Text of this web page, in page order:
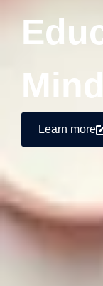
Learn more